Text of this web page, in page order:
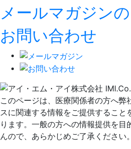
メールマガジン
お問い合わせ
このページは、医療関係者の方へ弊
スに関連する情報をご提供すること
ります。一般の方への情報提供を
んので、あらかじめご了承ください。